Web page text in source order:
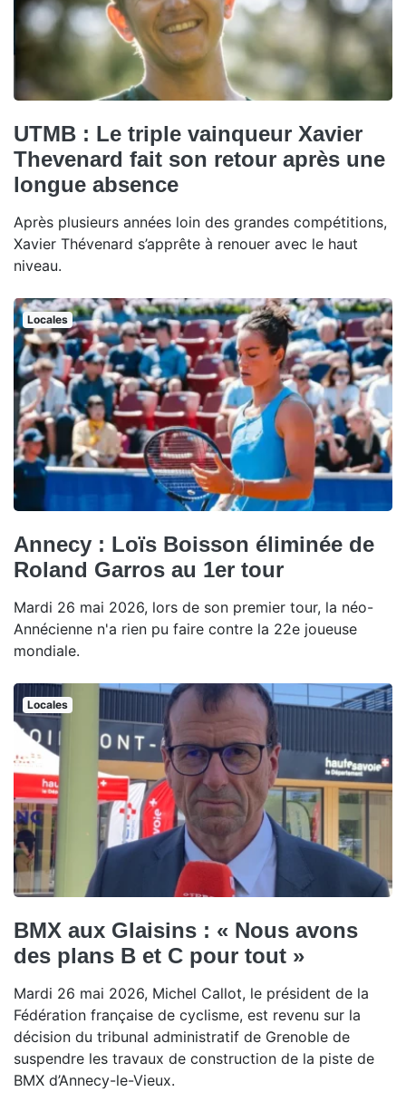
UTMB : Le triple vainqueur Xavier
Thevenard fait son retour après une
longue absence
Après plusieurs années loin des grandes compétitions,
Xavier Thévenard s’apprête à renouer avec le haut
niveau.
Locales
Annecy : Loïs Boisson éliminée de
Roland Garros au 1er tour
Mardi 26 mai 2026, lors de son premier tour, la néo-
Annécienne n'a rien pu faire contre la 22e joueuse
mondiale.
Locales
BMX aux Glaisins : « Nous avons
des plans B et C pour tout »
Mardi 26 mai 2026, Michel Callot, le président de la
Fédération française de cyclisme, est revenu sur la
décision du tribunal administratif de Grenoble de
suspendre les travaux de construction de la piste de
BMX d’Annecy-le-Vieux.